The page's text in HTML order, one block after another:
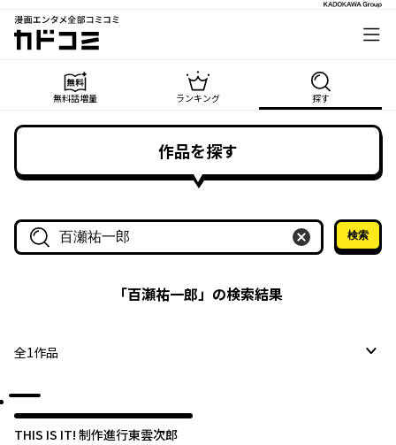
漫画エンタメ全部コミコミ
カドコミ
無料話増量 ランキング 探す
作品を探す
作品名・作家名で探す
検索
「百瀬祐一郎」の検索結果
全1作品
THIS IS IT! 制作進行東雲次郎